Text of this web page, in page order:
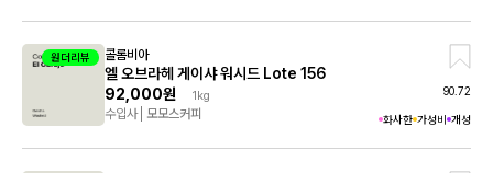
원더리뷰 콜롬비아
엘 오브라헤 게이샤 워시드 Lote 156
92,000원
1kg
수입사 모모스커피
90.72
화사한 가성비 개성